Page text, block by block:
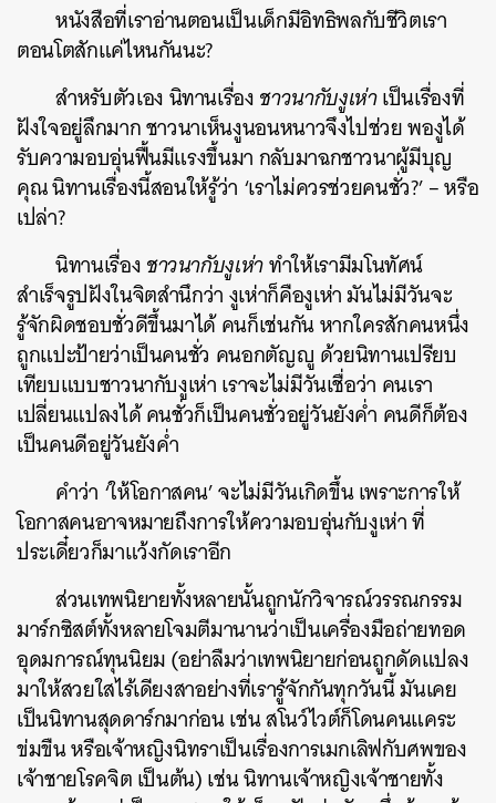
หนังสือที่เราอ่านตอนเป็นเด็กมีอิทธิพลกับชีวิตเรา
ตอนโตสักแค่ไหนกันนะ?
สำหรับตัวเอง นิทานเรื่องชาวนากับงูเห่าเป็นเรื่องที่
ฝังใจอยู่ลึกมาก ชาวนาเห็นงูนอนหนาวจึงไปช่วย พองูได้
รับความอบอุ่นฟื้นมีแรงขึ้นมา กลับมาฉกชาวนาผู้มีบุญ
คุณ นิทานเรื่องนี้สอนให้รู้ว่า ‘เราไม่ควรช่วยคนชั่ว?’ – หรือ
เปล่า?
นิทานเรื่องชาวนากับงูเห่าทำให้เรามีมโนทัศน์
สำเร็จรูปฝังในจิตสำนึกว่า งูเห่าก็คืองูเห่า มันไม่มีวันจะ
รู้จักผิดชอบชั่วดีขึ้นมาได้ คนก็เช่นกัน หากใครสักคนหนึ่ง
ถูกแปะป้ายว่าเป็นคนชั่ว คนอกตัญญู ด้วยนิทานเปรียบ
เทียบแบบชาวนากับงูเห่า เราจะไม่มีวันเชื่อว่า คนเรา
เปลี่ยนแปลงได้ คนชั่วก็เป็นคนชั่วอยู่วันยังค่ำ คนดีก็ต้อง
เป็นคนดีอยู่วันยังค่ำ
คำว่า ‘ให้โอกาสคน’ จะไม่มีวันเกิดขึ้น เพราะการให้
โอกาสคนอาจหมายถึงการให้ความอบอุ่นกับงูเห่า ที่
ประเดี๋ยวก็มาแว้งกัดเราอีก
ส่วนเทพนิยายทั้งหลายนั้นถูกนักวิจารณ์วรรณกรรม
มาร์กซิสต์ทั้งหลายโจมตีมานานว่าเป็นเครื่องมือถ่ายทอด
อุดมการณ์ทุนนิยม (อย่าลืมว่าเทพนิยายก่อนถูกดัดแปลง
มาให้สวยใสไร้เดียงสาอย่างที่เรารู้จักกันทุกวันนี้ มันเคย
เป็นนิทานสุดดาร์กมาก่อน เช่น สโนว์ไวต์ก็โดนคนแคระ
ข่มขืน หรือเจ้าหญิงนิทราเป็นเรื่องการเมกเลิฟกับศพของ
เจ้าชายโรคจิต เป็นต้น) เช่น นิทานเจ้าหญิงเจ้าชายทั้ง